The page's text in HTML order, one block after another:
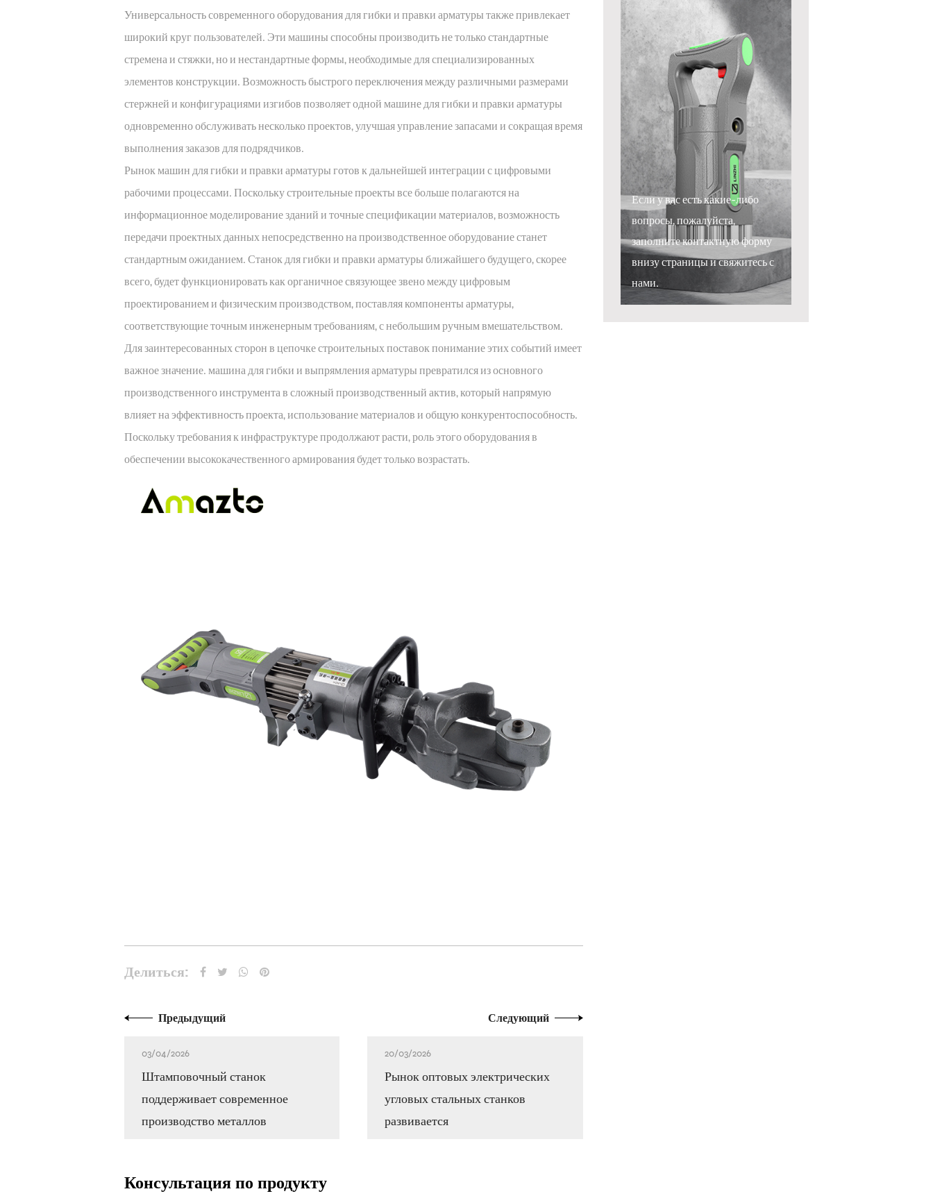
Универсальность современного оборудования для гибки и правки арматуры также привлекает
широкий круг пользователей. Эти машины способны производить не только стандартные
стремена и стяжки, но и нестандартные формы, необходимые для специализированных
элементов конструкции. Возможность быстрого переключения между различными размерами
стержней и конфигурациями изгибов позволяет одной машине для гибки и правки арматуры
одновременно обслуживать несколько проектов, улучшая управление запасами и сокращая время
выполнения заказов для подрядчиков.
Рынок машин для гибки и правки арматуры готов к дальнейшей интеграции с цифровыми
рабочими процессами. Поскольку строительные проекты все больше полагаются на
информационное моделирование зданий и точные спецификации материалов, возможность
передачи проектных данных непосредственно на производственное оборудование станет
стандартным ожиданием. Станок для гибки и правки арматуры ближайшего будущего, скорее
всего, будет функционировать как органичное связующее звено между цифровым
проектированием и физическим производством, поставляя компоненты арматуры,
соответствующие точным инженерным требованиям, с небольшим ручным вмешательством.
Для заинтересованных сторон в цепочке строительных поставок понимание этих событий имеет
важное значение.машина для гибки и выпрямления арматурыпревратился из основного
производственного инструмента в сложный производственный актив, который напрямую
влияет на эффективность проекта, использование материалов и общую конкурентоспособность.
Поскольку требования к инфраструктуре продолжают расти, роль этого оборудования в
обеспечении высококачественного армирования будет только возрастать.
Делиться:
Предыдущий
03/04/2026
Штамповочный станок
поддерживает современное
производство металлов
Следующий
20/03/2026
Рынок оптовых электрических
угловых стальных станков
развивается
Консультация по продукту
Если у вас есть какие-либо
вопросы, пожалуйста,
заполните контактную форму
внизу страницы и свяжитесь с
нами.